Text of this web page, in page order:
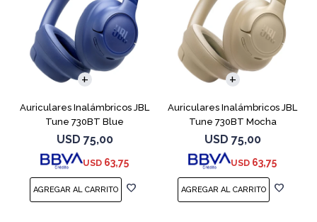
Auriculares Inalámbricos JBL
Tune 730BT Blue
USD 75,00
USD 63,75
Auriculares Inalámbricos JBL
Tune 730BT Mocha
USD 75,00
USD 63,75